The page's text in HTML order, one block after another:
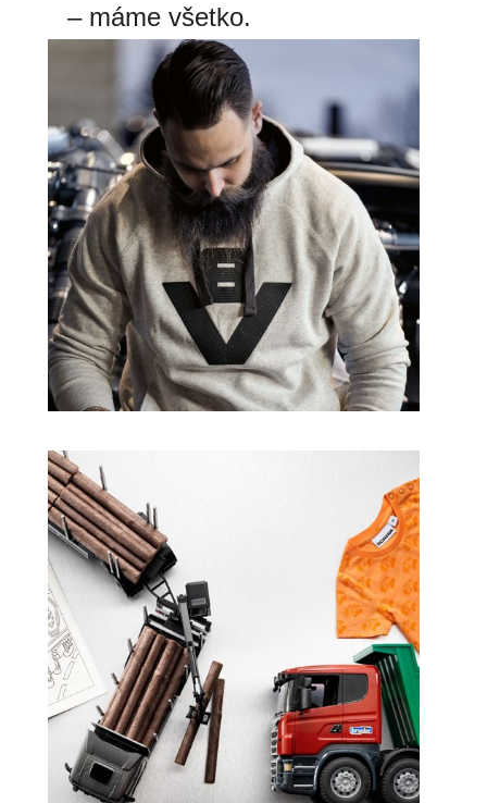
– máme všetko.